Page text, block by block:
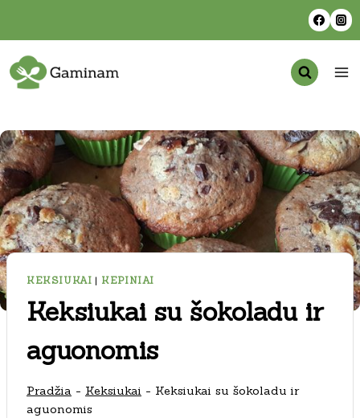
content
KEKSIUKAI | KEPINIAI
Keksiukai su šokoladu ir
aguonomis
Pradžia - Keksiukai - Keksiukai su šokoladu ir
aguonomis